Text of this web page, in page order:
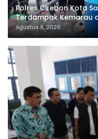
Polres Cirebon Kota
Terdampak Kemarau
Agustus 8, 2026